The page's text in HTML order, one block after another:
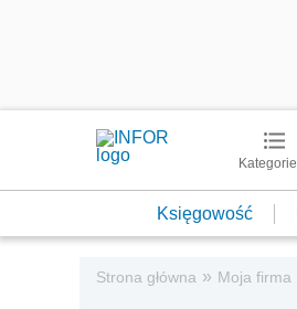
Kategorie
Księgowość
Strona główna » Moja firma